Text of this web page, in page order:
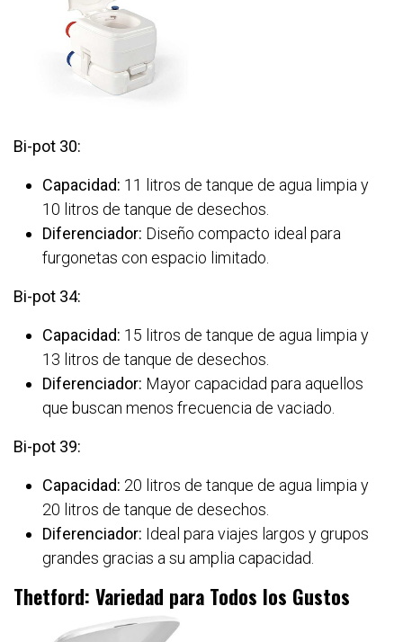
Bi-pot 30:
Capacidad: 11 litros de tanque de agua limpia y
10 litros de tanque de desechos.
Diferenciador: Diseño compacto ideal para
furgonetas con espacio limitado.
Bi-pot 34:
Capacidad: 15 litros de tanque de agua limpia y
13 litros de tanque de desechos.
Diferenciador: Mayor capacidad para aquellos
que buscan menos frecuencia de vaciado.
Bi-pot 39:
Capacidad: 20 litros de tanque de agua limpia y
20 litros de tanque de desechos.
Diferenciador: Ideal para viajes largos y grupos
grandes gracias a su amplia capacidad.
Thetford: Variedad para Todos los Gustos